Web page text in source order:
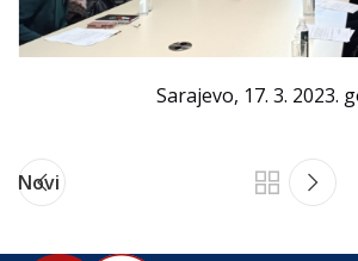
Sarajevo, 17. 3. 2023.
Novi